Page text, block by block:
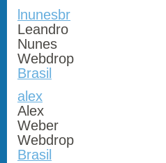
lnunesbr
Leandro
Nunes
Webdrop
Brasil
alex
Alex
Weber
Webdrop
Brasil